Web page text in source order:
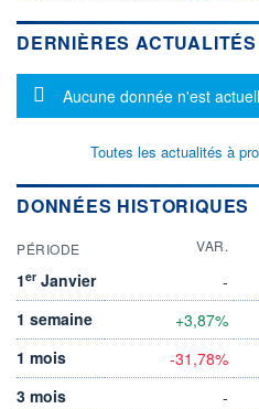
DERNIÈRES ACTUALITÉS
Message d'information
Aucune donnée n'est
Toutes les actualités à
DONNÉES HISTORIQUES
PÉRIODE VAR.
1er Janvier -
1 semaine
+3,87%
1 mois
-31,78%
3 mois
-